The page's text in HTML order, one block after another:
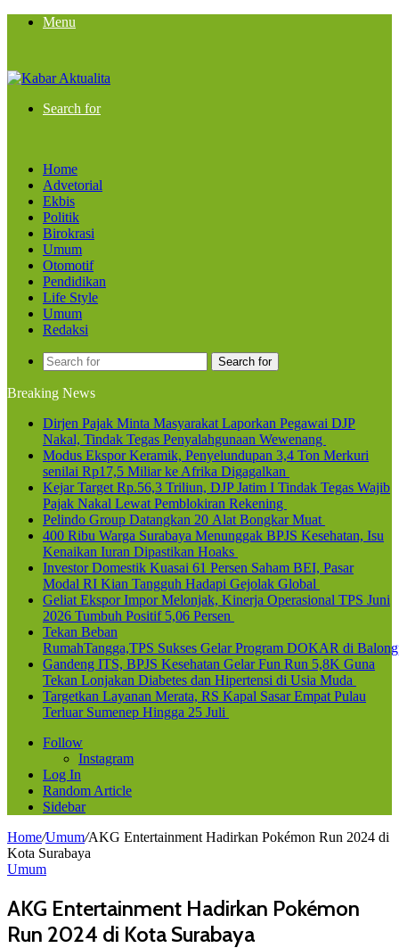
Menu
Search for
Home
Advetorial
Ekbis
Politik
Birokrasi
Umum
Otomotif
Pendidikan
Life Style
Umum
Redaksi
Search for
Breaking News
Dirjen Pajak Minta Masyarakat Laporkan Pegawai DJP
Nakal, Tindak Tegas Penyalahgunaan Wewenang
Modus Ekspor Keramik, Penyelundupan 3,4 Ton Merkuri
senilai Rp17,5 Miliar ke Afrika Digagalkan
Kejar Target Rp.56,3 Triliun, DJP Jatim I Tindak Tegas Wajib
Pajak Nakal Lewat Pemblokiran Rekening
Pelindo Group Datangkan 20 Alat Bongkar Muat
400 Ribu Warga Surabaya Menunggak BPJS Kesehatan, Isu
Kenaikan Iuran Dipastikan Hoaks
Investor Domestik Kuasai 61 Persen Saham BEI, Pasar
Modal RI Kian Tangguh Hadapi Gejolak Global
Geliat Ekspor Impor Melonjak, Kinerja Operasional TPS Juni
2026 Tumbuh Positif 5,06 Persen
Tekan Beban
RumahTangga,TPS Sukses Gelar Program DOKAR di
Gandeng ITS, BPJS Kesehatan Gelar Fun Run 5,8K Guna
Tekan Lonjakan Diabetes dan Hipertensi di Usia Muda
Targetkan Layanan Merata, RS Kapal Sasar Empat Pulau
Terluar Sumenep Hingga 25 Juli
Follow
Instagram
Log In
Random Article
Sidebar
Home/Umum/AKG Entertainment Hadirkan Pokémon Run 2024 di
Kota Surabaya
Umum
AKG Entertainment Hadirkan Pokémon
Run 2024 di Kota Surabaya